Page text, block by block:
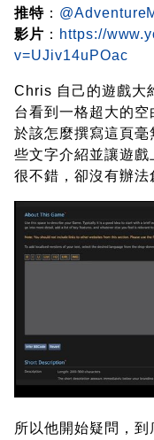
推特：
影片 ： https://
v=UJiv14uPOac
Chris 自己的遊戲大
台看到一格超大的
於該怎麼撰寫這頁
些文字介紹並讓遊
很不錯，卻沒有辦法
所以他開始疑問，